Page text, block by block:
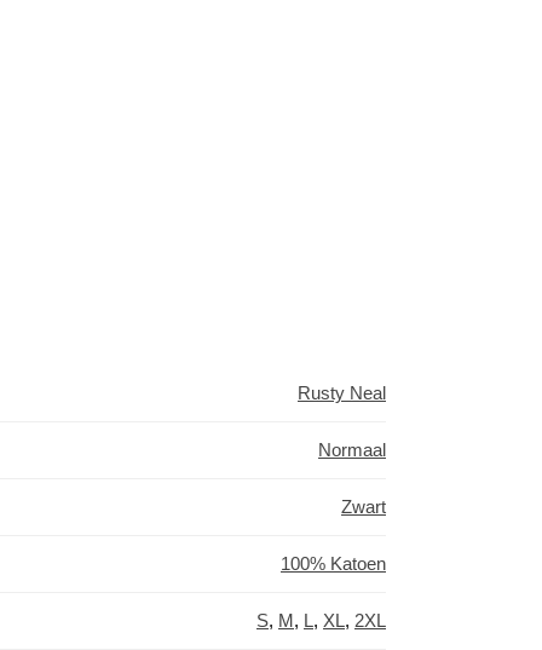
Rusty Neal
Normaal
Zwart
100% Katoen
S, M, L, XL, 2XL